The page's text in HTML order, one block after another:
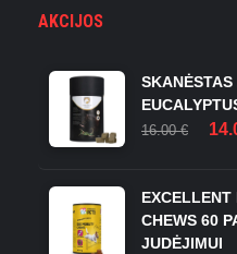
AKCIJOS
16.00€
16.00
CHEWS 60
JUDĖJIMUI